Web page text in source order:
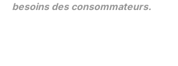
besoins des consommateurs.